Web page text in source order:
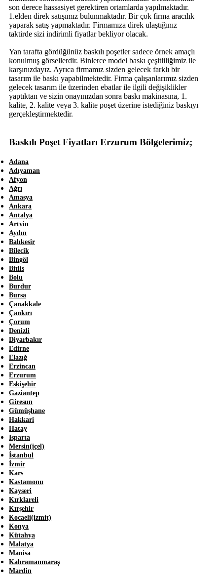
son derece hassasiyet gerektiren ortamlarda yapılmaktadır.
1.elden direk satışımız bulunmaktadır. Bir çok firma aracılık
yaparak satış yapmaktadır. Firmamıza direk ulaştığınız
taktirde sizi indirimli fiyatlar bekliyor olacak.
Yan tarafta gördüğünüz baskılı poşetler sadece örnek amaçlı
konulmuş görsellerdir. Binlerce model baskı çeşitliliğimiz ile
karşınızdayız. Ayrıca firmamız sizden gelecek farklı bir
tasarım ile baskı yapabilmektedir. Firma çalışanlarımız sizden
gelecek tasarım ile üzerinden ebatlar ile ilgili değişiklikler
yaptıktan ve sizin onayınızdan sonra baskı makinasına, 1.
kalite, 2. kalite veya 3. kalite poşet üzerine istediğiniz baskıyı
gerçekleştirmektedir.
Baskılı Poşet Fiyatları Erzurum Bölgelerimiz;
Adana
Adıyaman
Afyon
Ağrı
Amasya
Ankara
Antalya
Artvin
Aydın
Balıkesir
Bilecik
Bingöl
Bitlis
Bolu
Burdur
Bursa
Çanakkale
Çankırı
Çorum
Denizli
Diyarbakır
Edirne
Elazığ
Erzincan
Erzurum
Eskişehir
Gaziantep
Giresun
Gümüşhane
Hakkari
Hatay
Isparta
Mersin(içel)
İstanbul
İzmir
Kars
Kastamonu
Kayseri
Kırklareli
Kırşehir
Kocaeli(izmit)
Konya
Kütahya
Malatya
Manisa
Kahramanmaraş
Mardin